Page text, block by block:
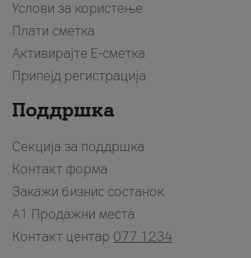
Услови за користење
Плати сметка
Активирајте Е-сметка
Припејд регистрација
Поддршка
Секција за поддршка
Контакт форма
Закажи бизнис состанок
A1 Продажни места
Контакт центар 077 1234